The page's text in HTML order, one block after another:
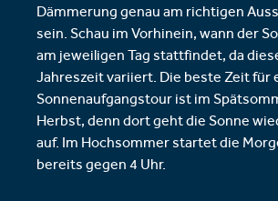
Dämmerung genau am richtigen
sein. Schau im Vorhinein, wann der
am jeweiligen Tag stattfindet, da
Jahreszeit variiert. Die beste Zeit für
Sonnenaufgangstour ist im
Herbst, denn dort geht die Sonne
auf. Im Hochsommer startet die
bereits gegen 4 Uhr.